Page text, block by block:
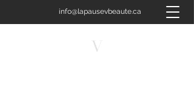
info@lapausevbeaute.ca